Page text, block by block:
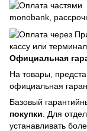
monobank,
кассу или
Официальная
На товары,
официальная
Базовый
покупки . Для
устанавливать